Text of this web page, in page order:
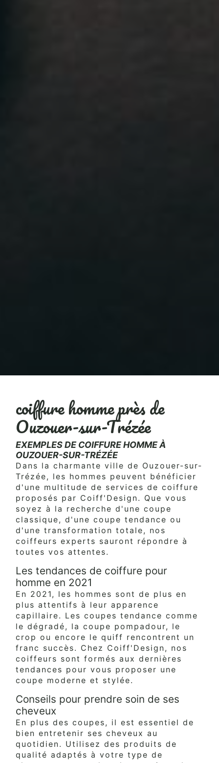
coiffure homme près de
Ouzouer-sur-Trézée
EXEMPLES DE COIFFURE HOMME À
OUZOUER-SUR-TRÉZÉE
Dans la charmante ville de Ouzouer-sur-
Trézée, les hommes peuvent bénéficier
d'une multitude de services de coiffure
proposés par Coiff'Design. Que vous
soyez à la recherche d'une coupe
classique, d'une coupe tendance ou
d'une transformation totale, nos
coiffeurs experts sauront répondre à
toutes vos attentes.
Les tendances de coiffure pour
homme en 2021
En 2021, les hommes sont de plus en
plus attentifs à leur apparence
capillaire. Les coupes tendance comme
le dégradé, la coupe pompadour, le
crop ou encore le quiff rencontrent un
franc succès. Chez Coiff'Design, nos
coiffeurs sont formés aux dernières
tendances pour vous proposer une
coupe moderne et stylée.
Conseils pour prendre soin de ses
cheveux
En plus des coupes, il est essentiel de
bien entretenir ses cheveux au
quotidien. Utilisez des produits de
qualité adaptés à votre type de